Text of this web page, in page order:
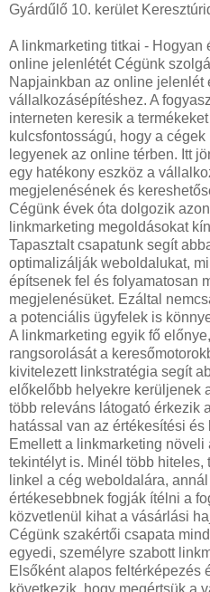
Gyárdűlő 10. kerület
A linkmarketing titkai - Hogyan
online jelenlétét Cégünk
Napjainkban az online jelenlét
vállalkozásépítéshez. A
interneten keresik a
kulcsfontosságú, hogy a
legyenek az online térben. Itt
egy hatékony eszköz a
megjelenésének és
Cégünk évek óta dolgozik
linkmarketing megoldásokat
Tapasztalt csapatunk segít
optimalizálják weboldalukat,
építsenek fel és folyamatosan
megjelenésüket. Ezáltal
a potenciális ügyfelek is
A linkmarketing egyik fő
rangsorolását a
kivitelezett linkstratégia segít
előkelőbb helyekre kerüljenek
több releváns látogató érkezik
hatással van az értékesítési és
Emellett a linkmarketing növeli
tekintélyt is. Minél több hiteles,
linkel a cég weboldalára,
értékesebbnek fogják ítélni a
közvetlenül kihat a vásárlási
Cégünk szakértői csapata
egyedi, személyre szabott
Elsőként alapos feltérképezés
következik, hogy megértsük a